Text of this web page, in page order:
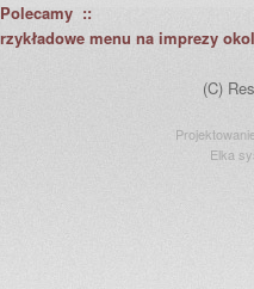
Polecamy
menu na imprezy
(C)
Elka